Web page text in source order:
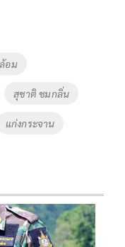
อม
สุชาติ ชมกลิ่น
แก่งกระจาน